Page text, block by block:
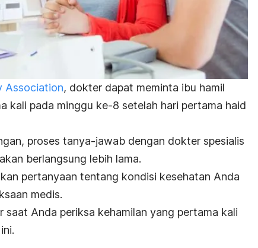
Association, dokter dapat meminta ibu hamil
kali pada minggu ke-8 setelah hari pertama haid
proses tanya-jawab dengan dokter spesialis
berlangsung lebih lama.
pertanyaan tentang kondisi kesehatan Anda
medis.
Anda periksa kehamilan yang pertama kali